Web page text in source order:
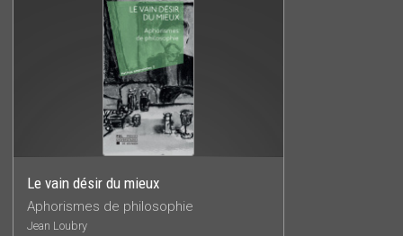
Le vain désir du mieux
Aphorismes de philosophie
Jean Loubry